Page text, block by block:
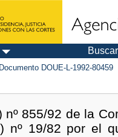
Buscar
Documento DOUE-L-1992-80459
nº 855/92 de la
nº 19/82 por el